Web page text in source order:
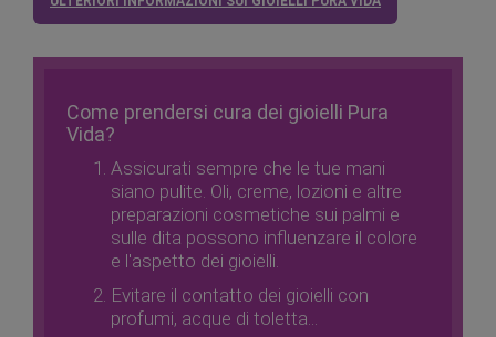
Come prendersi cura dei gioielli Pura
Vida?
Assicurati sempre che le tue mani
siano pulite. Oli, creme, lozioni e altre
preparazioni cosmetiche sui palmi e
sulle dita possono influenzare il colore
e l'aspetto dei gioielli.
Evitare il contatto dei gioielli con
profumi, acque di toletta...